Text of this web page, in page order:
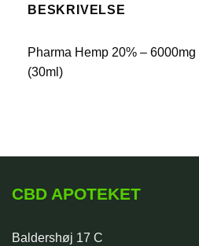
BESKRIVELSE
Pharma Hemp 20% –
(30ml)
CBD APOTEKET
Baldershøj 17 C